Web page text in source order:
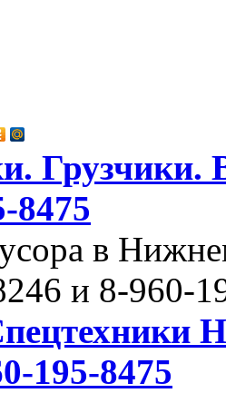
Грузчики.
8475
в
и 8-960-
195-8475